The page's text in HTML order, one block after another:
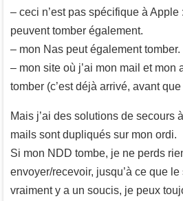
– ceci n’est pas spécifique à
peuvent tomber également.
– mon Nas peut également tomber.
– mon site où j’ai mon mail et mon
tomber (c’est déjà arrivé, avant
Mais j’ai des solutions de secours
mails sont dupliqués sur mon ordi.
Si mon NDD tombe, je ne perds
envoyer/recevoir, jusqu’à ce que
vraiment y a un soucis, je peux